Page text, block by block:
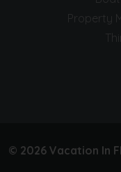
Property
© 2026 Vacation In